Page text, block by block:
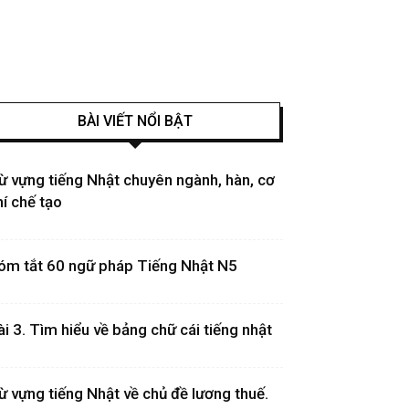
BÀI VIẾT NỔI BẬT
vựng tiếng Nhật chuyên ngành, hàn, cơ
chế tạo
tắt 60 ngữ pháp Tiếng Nhật N5
3. Tìm hiểu về bảng chữ cái tiếng nhật
vựng tiếng Nhật về chủ đề lương thuế.